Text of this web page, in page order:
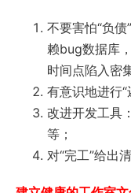
不要害怕“负
赖bug数据库
时间点陷入密
有意识地进行“
改进开发工具
等；
对“完工”给出